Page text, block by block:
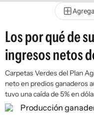
Los por qué de
ingresos netos
Carpetas Verdes del Plan
neto en predios ganaderos
tuvo una caída de 5% en